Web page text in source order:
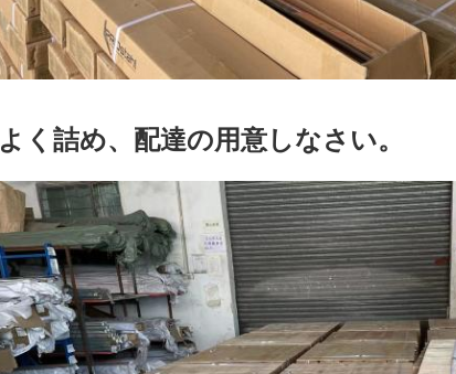
送信
よく詰め、配達の用意しなさい。